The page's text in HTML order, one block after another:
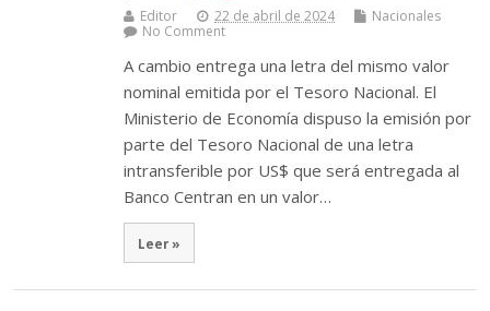
Editor 22 de abril de 2024
Nacionales
No Comment
A cambio entrega una letra del mismo valor
nominal emitida por el Tesoro Nacional. El
Ministerio de Economía dispuso la emisión por
parte del Tesoro Nacional de una letra
intransferible por US$ que será entregada al
Banco Centran en un valor…
Leer »